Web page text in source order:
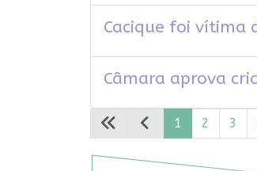
Cacique foi vítima
Câmara aprova
1 2 3